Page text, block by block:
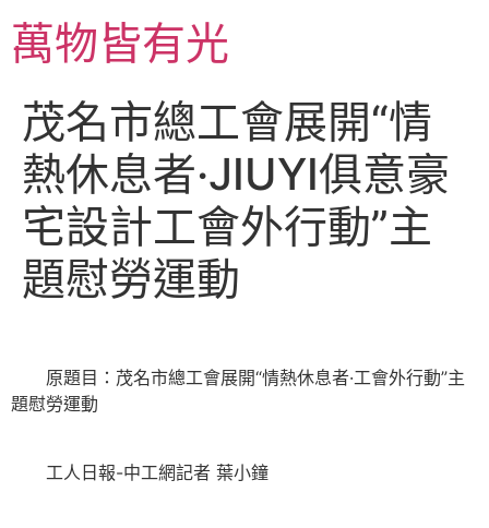
主萬物皆有光
茂名市總工會展開“情
熱休息者·JIUYI俱意豪
宅設計工會外行動”主
題慰勞運動
原題目：茂名市總工會展開“情熱休息者·工會外行動”主
題慰勞運動
工人日報-中工網記者 葉小鐘